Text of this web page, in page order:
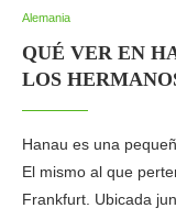
Alemania
QUÉ VER EN
LOS
Hanau es una
El mismo al que
Frankfurt. Ubicada